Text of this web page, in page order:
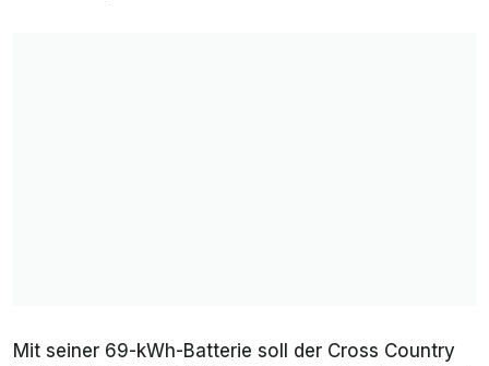
Mit seiner 69-kWh-Batterie soll der Cross Country